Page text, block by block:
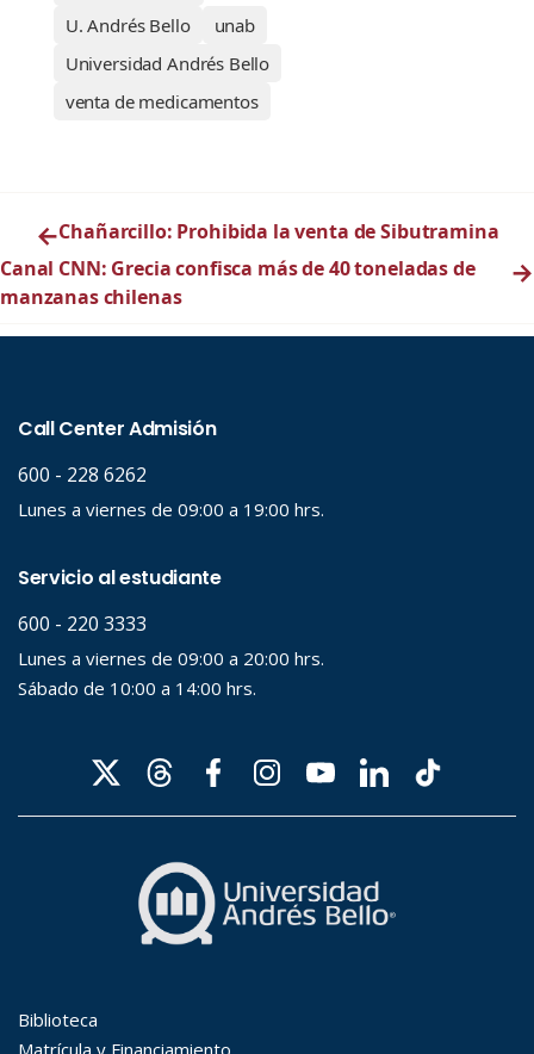
U. Andrés Bello
unab
Universidad Andrés Bello
venta de medicamentos
←Chañarcillo: Prohibida la venta de Sibutramina
Canal CNN: Grecia confisca más de 40 toneladas de
manzanas chilenas
→